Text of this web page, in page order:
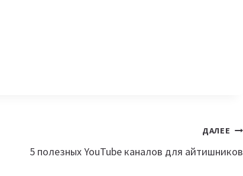
ДАЛЕЕ
5 полезных YouTube каналов для айтишников